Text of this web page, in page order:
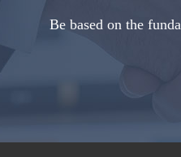
Be based on the